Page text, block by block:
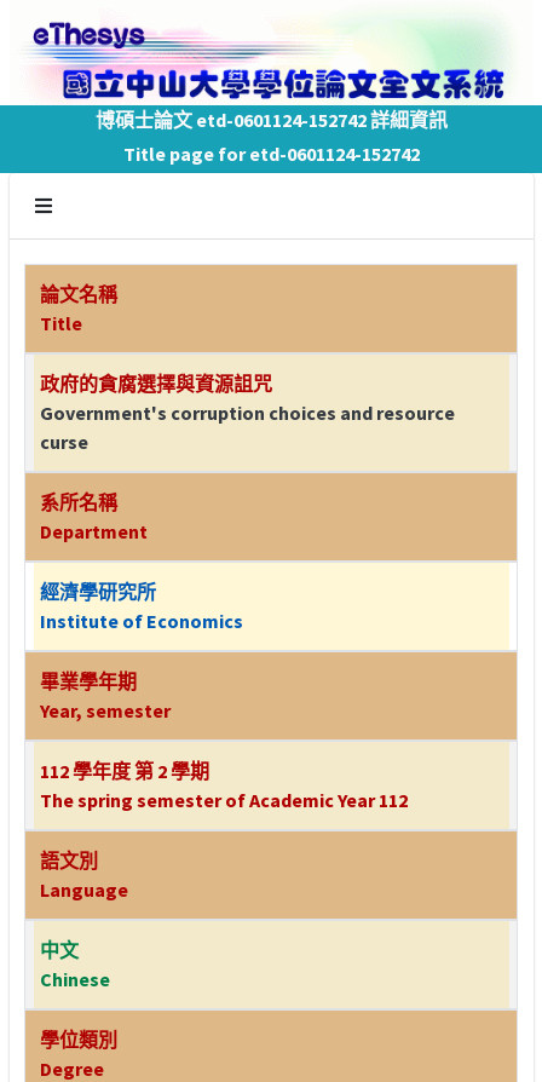
博碩士論文 etd-0601124-152742 詳細資訊
Title page for etd-0601124-152742
論文名稱
Title
政府的貪腐選擇與資源詛咒
Government's corruption choices and resource
curse
系所名稱
Department
經濟學研究所
Institute of Economics
畢業學年期
Year, semester
112 學年度 第 2 學期
The spring semester of Academic Year 112
語文別
Language
中文
Chinese
學位類別
Degree